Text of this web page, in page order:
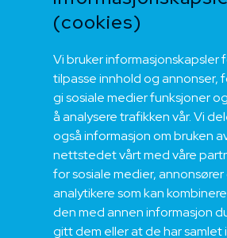
(cookies)
Vi bruker informasjonskapsler
tilpasse innhold og annonser,
gi sosiale medier funksjoner
å analysere trafikken vår. Vi
også informasjon om bruken
nettstedet vårt med våre
for sosiale medier, annonsører
analytikere som kan kombinere
den med annen informasjon
gitt dem eller at de har samlet
DNV
Om oss
Bærekraft og Åpenhet
Jobb hos oss